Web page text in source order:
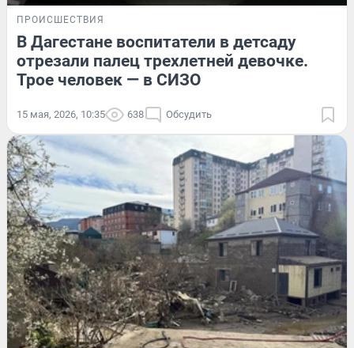
ПРОИСШЕСТВИЯ
В Дагестане воспитатели в детсаду
отрезали палец трехлетней девочке.
Трое человек — в СИЗО
15 мая, 2026, 10:35 638 Обсудить